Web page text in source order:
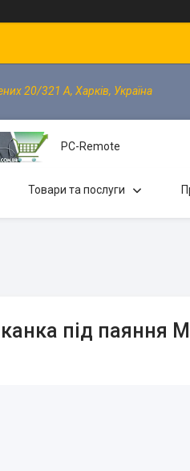
20/321 А, Харків, Україна
PC-Remote
Товари та послуги
під паяння